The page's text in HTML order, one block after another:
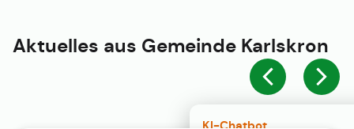
KI-Chatbot
Aktuelles aus Gemeinde Karlskron